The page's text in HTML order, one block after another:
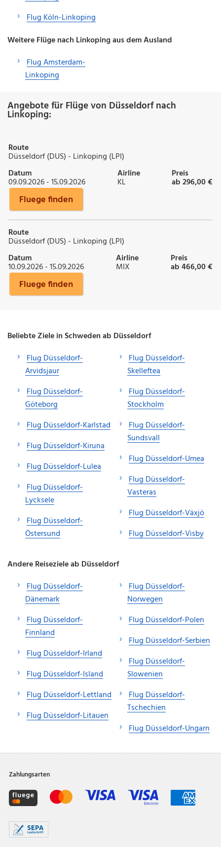
Flug Köln-Linkoping
Weitere Flüge nach Linkoping aus dem Ausland
Flug Amsterdam-
Linkoping
Angebote für Flüge von Düsseldorf nach
Linkoping:
Route
Düsseldorf (DUS) - Linkoping (LPI)
Datum
09.09.2026 - 15.09.2026
Airline
KL
Preis
ab 296,00 €
Fluege finden
Route
Düsseldorf (DUS) - Linkoping (LPI)
Datum
10.09.2026 - 15.09.2026
Airline
MIX
Preis
ab 466,00 €
Fluege finden
Beliebte Ziele in Schweden ab Düsseldorf
Flug Düsseldorf-
Arvidsjaur
Flug Düsseldorf-
Göteborg
Flug Düsseldorf-Karlstad
Flug Düsseldorf-Kiruna
Flug Düsseldorf-Lulea
Flug Düsseldorf-
Lycksele
Flug Düsseldorf-
Östersund
Flug Düsseldorf-
Skelleftea
Flug Düsseldorf-
Stockholm
Flug Düsseldorf-
Sundsvall
Flug Düsseldorf-Umea
Flug Düsseldorf-
Vasteras
Flug Düsseldorf-Växjö
Flug Düsseldorf-Visby
Andere Reiseziele ab Düsseldorf
Flug Düsseldorf-
Dänemark
Flug Düsseldorf-
Finnland
Flug Düsseldorf-Irland
Flug Düsseldorf-Island
Flug Düsseldorf-Lettland
Flug Düsseldorf-Litauen
Flug Düsseldorf-
Norwegen
Flug Düsseldorf-Polen
Flug Düsseldorf-Serbien
Flug Düsseldorf-
Slowenien
Flug Düsseldorf-
Tschechien
Flug Düsseldorf-Ungarn